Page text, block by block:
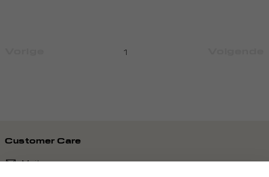
1
Customer Care
Mail ons